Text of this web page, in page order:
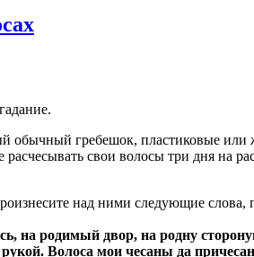
обычный гребешок, пластиковые или
свои волосы три дня на
над ними следующие слова,
на родимый двор, на родну
Волоса мои чесаны да